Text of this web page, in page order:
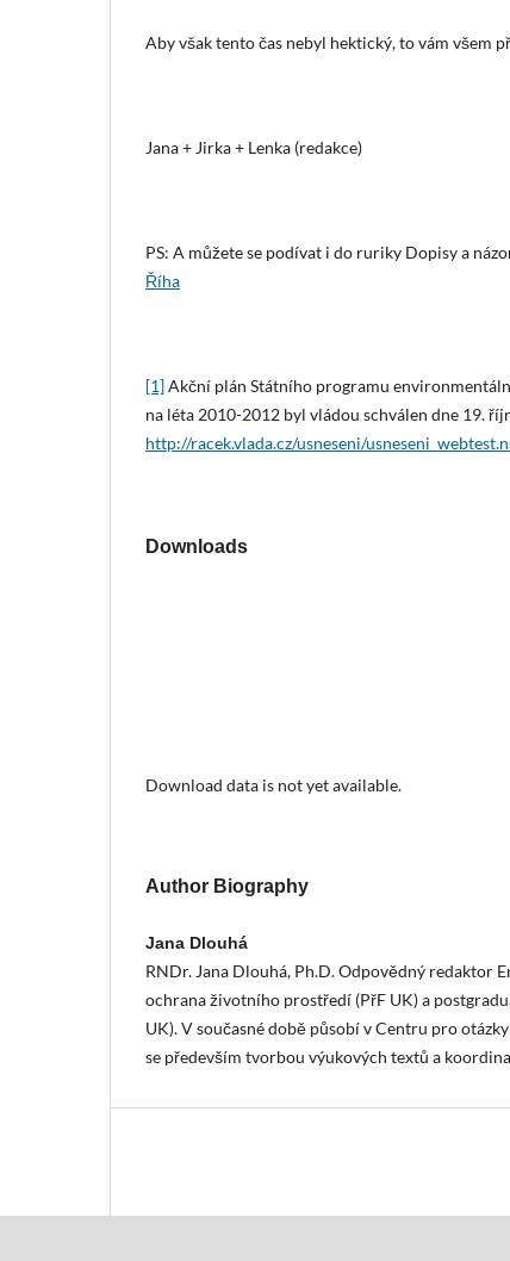
Aby však tento čas nebyl hektický, to vám všem
Jana + Jirka + Lenka (redakce)
PS: A můžete se podívat i do ruriky Dopisy a
Říha
[1]Akční plán Státního programu
na léta 2010-2012 byl vládou schválen dne 19.
http://racek.vlada.cz/usneseni/
Downloads
Download data is not yet available.
Author Biography
Jana Dlouhá
RNDr. Jana Dlouhá, Ph.D. Odpovědný redaktor
ochrana životního prostředí (PřF UK) a
UK). V současné době působí v Centru pro
se především tvorbou výukových textů a